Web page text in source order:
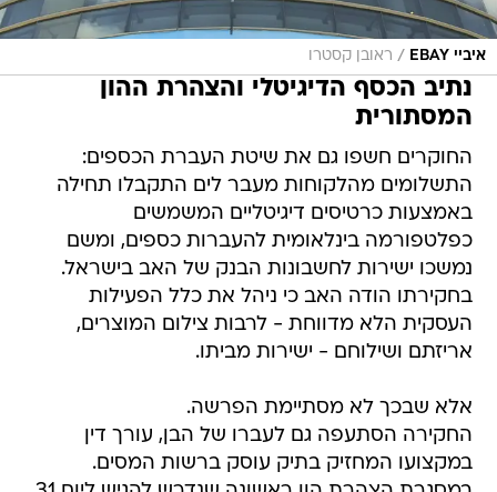
איביי EBAY / ראובן קסטרו
נתיב הכסף הדיגיטלי והצהרת ההון
המסתורית
החוקרים חשפו גם את שיטת העברת הכספים:
התשלומים מהלקוחות מעבר לים התקבלו תחילה
באמצעות כרטיסים דיגיטליים המשמשים
כפלטפורמה בינלאומית להעברות כספים, ומשם
נמשכו ישירות לחשבונות הבנק של האב בישראל.
בחקירתו הודה האב כי ניהל את כלל הפעילות
העסקית הלא מדווחת - לרבות צילום המוצרים,
אריזתם ושילוחם - ישירות מביתו.
אלא שבכך לא מסתיימת הפרשה.
החקירה הסתעפה גם לעברו של הבן, עורך דין
במקצועו המחזיק בתיק עוסק ברשות המסים.